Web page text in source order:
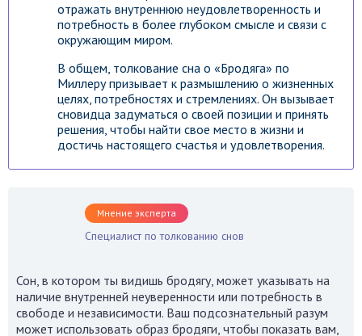
отражать внутреннюю неудовлетворенность и
потребность в более глубоком смысле и связи с
окружающим миром.
В общем, толкование сна о «Бродяга» по
Миллеру призывает к размышлению о жизненных
целях, потребностях и стремлениях. Он вызывает
сновидца задуматься о своей позиции и принять
решения, чтобы найти свое место в жизни и
достичь настоящего счастья и удовлетворения.
Мнение эксперта
Специалист по толкованию снов
Сон, в котором ты видишь бродягу, может указывать на
наличие внутренней неуверенности или потребность в
свободе и независимости. Ваш подсознательный разум
может использовать образ бродяги, чтобы показать вам,